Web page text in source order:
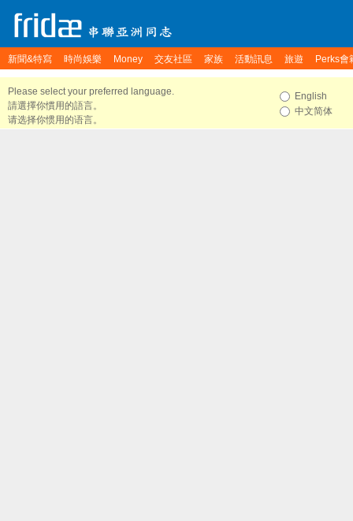
新聞&特寫 時尚娛樂 Money 交友社區 家族 活動訊息 旅遊 Perks會
Please select your preferred language.
請選擇你慣用的語言。
请选择你惯用的语言。
English
中文简体